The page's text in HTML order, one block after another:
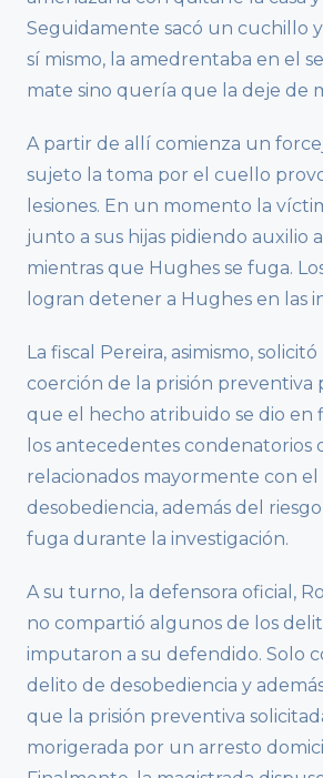
Seguidamente sacó un cuchillo
sí mismo, la amedrentaba en el
mate sino quería que la deje de
A partir de allí comienza un
sujeto la toma por el cuello
lesiones. En un momento la
junto a sus hijas pidiendo auxilio
mientras que Hughes se fuga.
logran detener a Hughes en las
La fiscal Pereira, asimismo,
coerción de la prisión
que el hecho atribuido se dio en
los antecedentes condenatorios
relacionados mayormente con
desobediencia, además del
fuga durante la investigación.
A su turno, la defensora oficial,
no compartió algunos de los
imputaron a su defendido. Solo
delito de desobediencia y
que la prisión preventiva
morigerada por un arresto